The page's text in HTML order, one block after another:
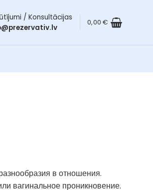
/ Konsultācijas
0,00€
в отношения.
вагинальное проникновение.